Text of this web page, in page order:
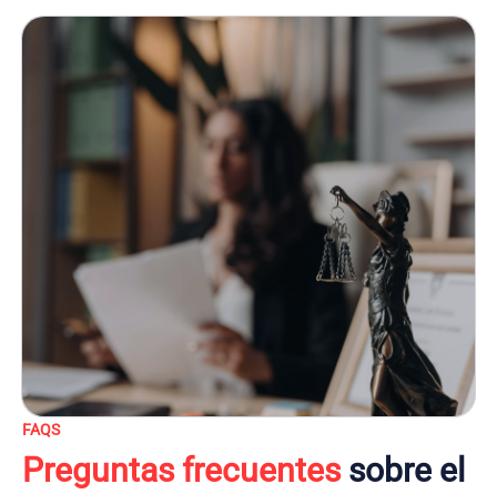
FAQS
Preguntas frecuentessobre el